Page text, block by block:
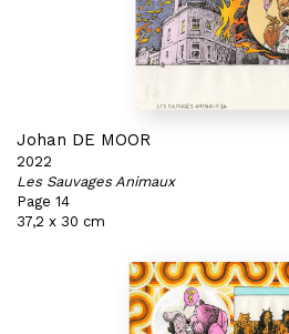
Johan DE MOOR
2022
Les Sauvages Animaux
Page 14
37,2 x 30 cm